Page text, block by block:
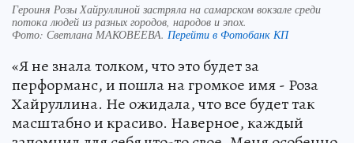
Героиня Розы Хайруллиной застряла на самарском вокзале среди
потока людей из разных городов, народов и эпох.
Фото: Светлана МАКОВЕЕВА. Перейти в Фотобанк КП
«Я не знала толком, что это будет за
перформанс, и пошла на громкое имя - Роза
Хайруллина. Не ожидала, что все будет так
масштабно и красиво. Наверное, каждый